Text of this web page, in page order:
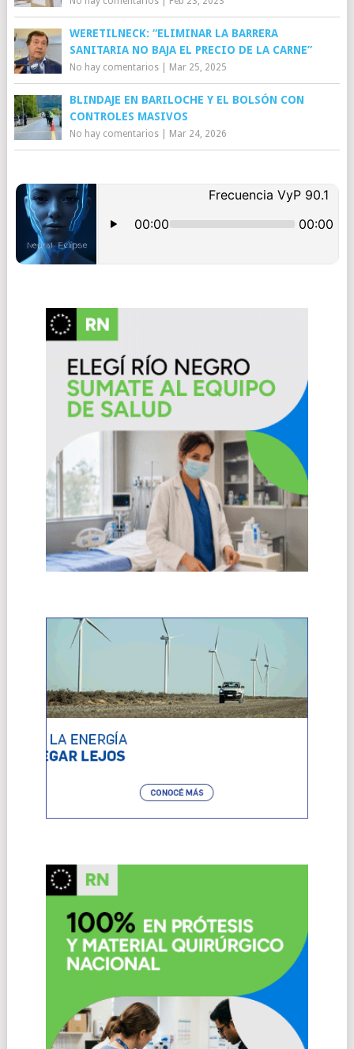
WERETILNECK: “ELIMINAR LA BARRERA
SANITARIA NO BAJA EL PRECIO DE LA CARNE”
No hay comentarios| Mar 25, 2025
BLINDAJE EN BARILOCHE Y EL BOLSÓN CON
CONTROLES MASIVOS
No hay comentarios| Mar 24, 2026